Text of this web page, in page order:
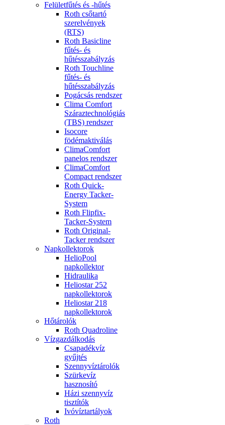
Felületfűtés és -hűtés
Roth csőtartó
szerelvények
(RTS)
Roth Basicline
fűtés- és
hűtésszabályzás
Roth Touchline
fűtés- és
hűtésszabályzás
Pogácsás rendszer
Clima Comfort
Száraztechnológiás
(TBS) rendszer
Isocore
födémaktiválás
ClimaComfort
panelos rendszer
ClimaComfort
Compact rendszer
Roth Quick-
Energy Tacker-
System
Roth Flipfix-
Tacker-System
Roth Original-
Tacker rendszer
Napkollektorok
HelioPool
napkollektor
Hidraulika
Heliostar 252
napkollektorok
Heliostar 218
napkollektorok
Hőtárolók
Roth Quadroline
Vízgazdálkodás
Csapadékvíz
gyűjtés
Szennyvíztárolók
Szürkevíz
hasznosító
Házi szennyvíz
tisztítók
Ivóvíztartályok
Roth